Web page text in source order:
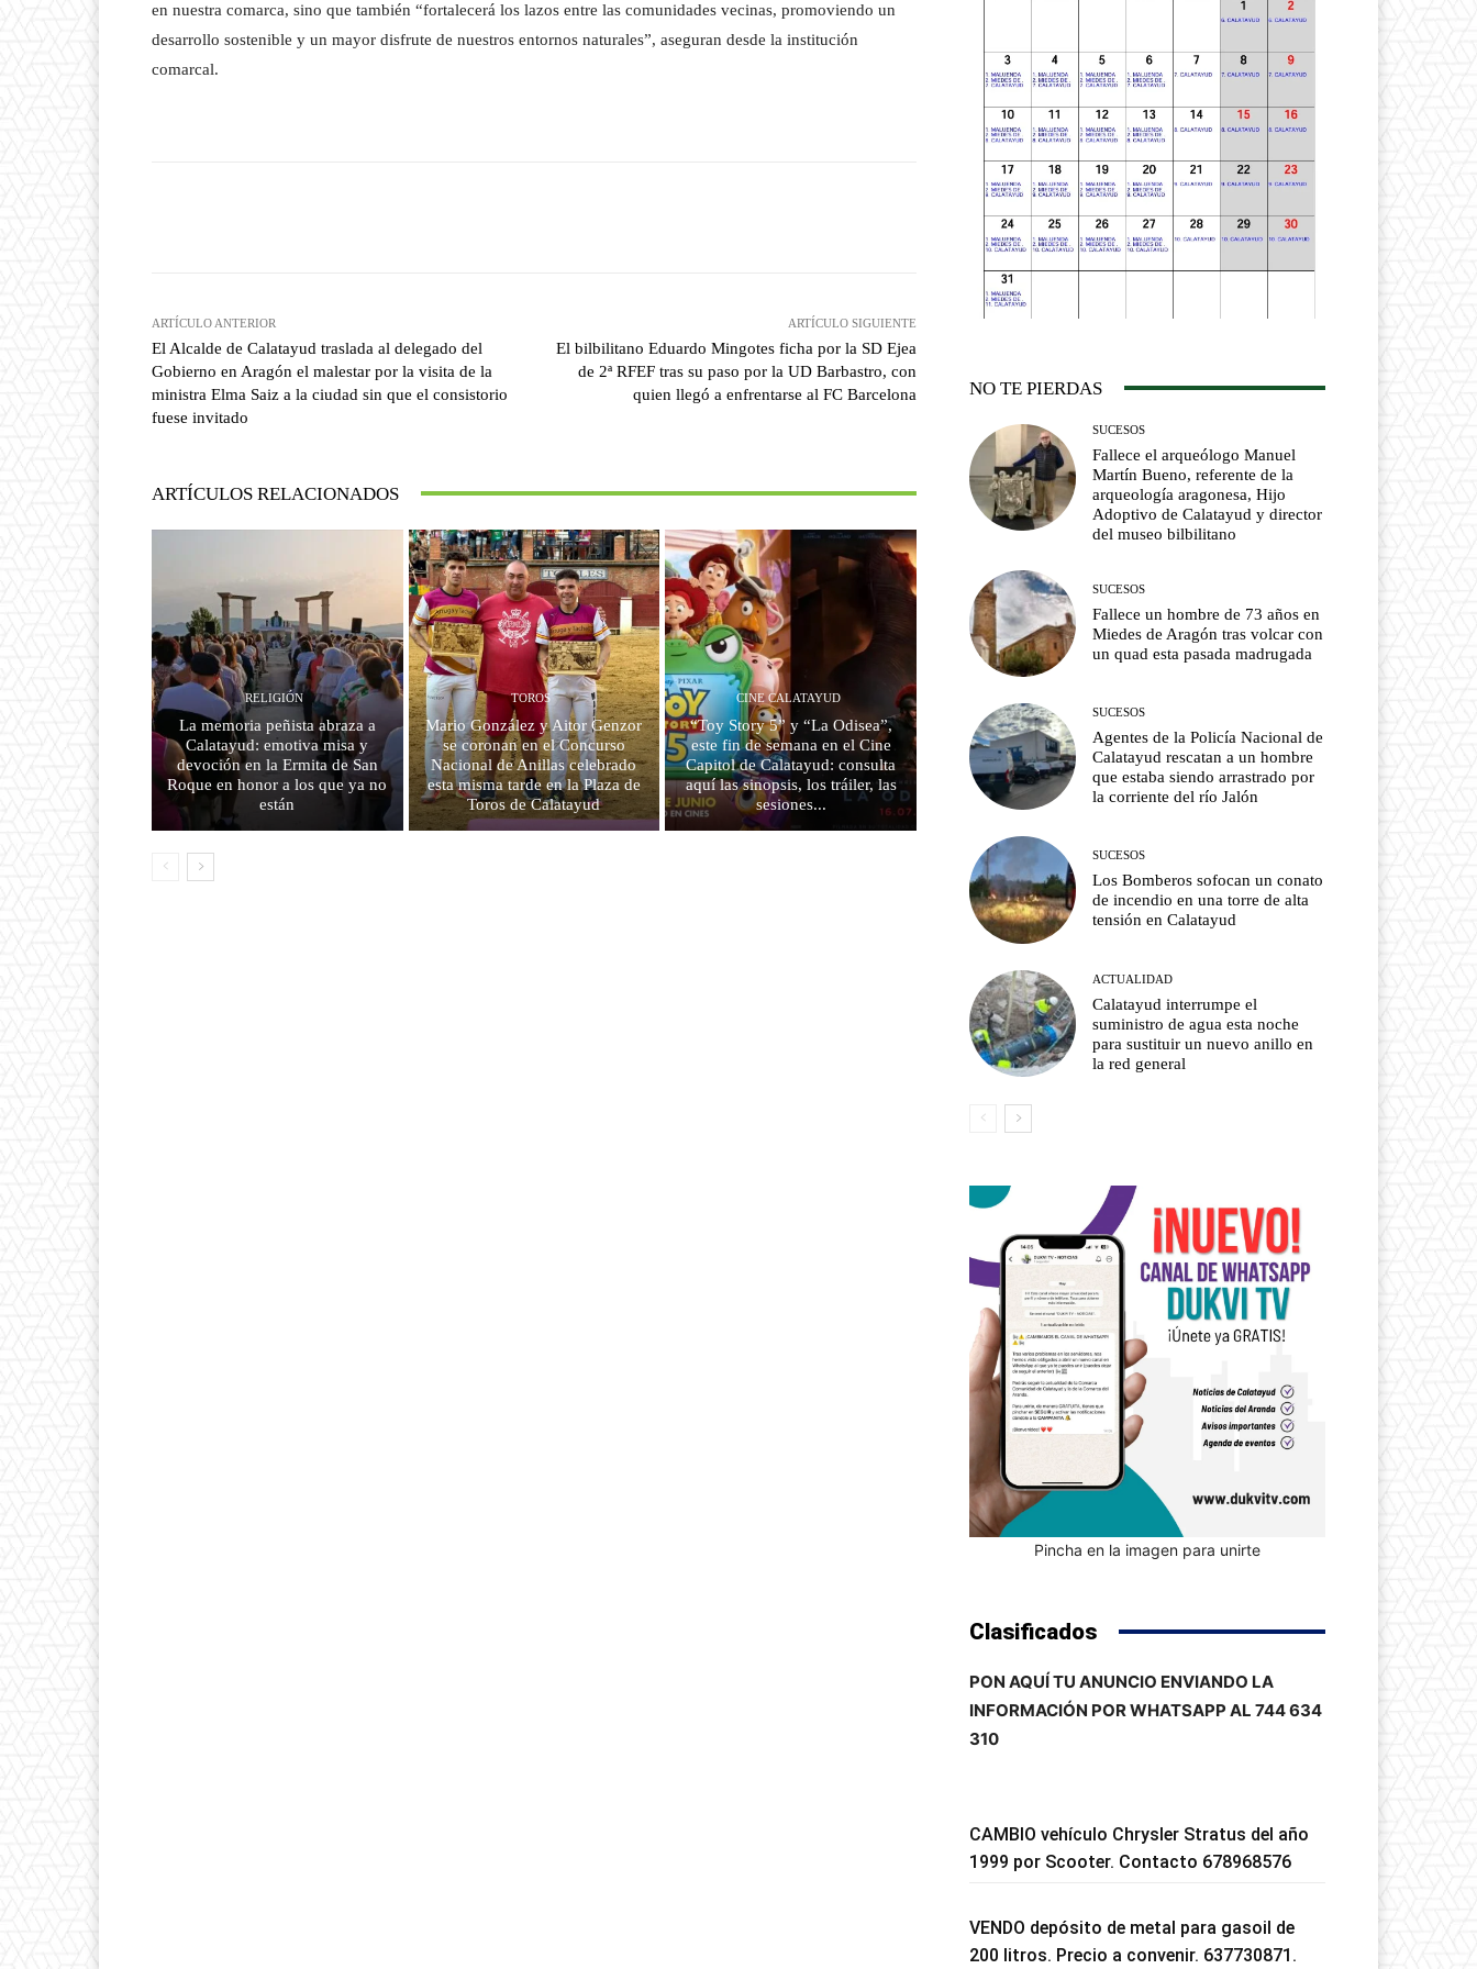
en nuestra comarca, sino que también “fortalecerá los lazos entre las comunidades vecinas, promoviendo un
desarrollo sostenible y un mayor disfrute de nuestros entornos naturales”, aseguran desde la institución
comarcal.
ARTÍCULO ANTERIOR
El Alcalde de Calatayud traslada al delegado del
Gobierno en Aragón el malestar por la visita de la
ministra Elma Saiz a la ciudad sin que el consistorio
fuese invitado
ARTÍCULO SIGUIENTE
El bilbilitano Eduardo Mingotes ficha por la SD Ejea
de 2ª RFEF tras su paso por la UD Barbastro, con
quien llegó a enfrentarse al FC Barcelona
ARTÍCULOS RELACIONADOS
RELIGIÓN
La memoria peñista abraza a
Calatayud: emotiva misa y
devoción en la Ermita de San
Roque en honor a los que ya no
están
TOROS
Mario González y Aitor Genzor
se coronan en el Concurso
Nacional de Anillas celebrado
esta misma tarde en la Plaza de
Toros de Calatayud
CINE CALATAYUD
“Toy Story 5” y “La Odisea”,
este fin de semana en el Cine
Capitol de Calatayud: consulta
aquí las sinopsis, los tráiler, las
sesiones...
NO TE PIERDAS
SUCESOS
Fallece el arqueólogo Manuel
Martín Bueno, referente de la
arqueología aragonesa, Hijo
Adoptivo de Calatayud y director
del museo bilbilitano
SUCESOS
Fallece un hombre de 73 años en
Miedes de Aragón tras volcar con
un quad esta pasada madrugada
SUCESOS
Agentes de la Policía Nacional de
Calatayud rescatan a un hombre
que estaba siendo arrastrado por
la corriente del río Jalón
SUCESOS
Los Bomberos sofocan un conato
de incendio en una torre de alta
tensión en Calatayud
ACTUALIDAD
Calatayud interrumpe el
suministro de agua esta noche
para sustituir un nuevo anillo en
la red general
Pincha en la imagen para unirte
Clasificados
PON AQUÍ TU ANUNCIO ENVIANDO LA
INFORMACIÓN POR WHATSAPP AL 744 634
310
CAMBIO vehículo Chrysler Stratus del año
1999 por Scooter. Contacto 678968576
VENDO depósito de metal para gasoil de
200 litros. Precio a convenir. 637730871.